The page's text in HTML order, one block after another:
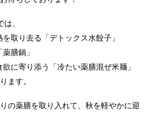
、
取り去る「デトックス水餃子」
膳鍋」
に寄り添う「冷たい薬膳混ぜ米麺」
ます。
の薬膳を取り入れて、秋を軽やかに迎